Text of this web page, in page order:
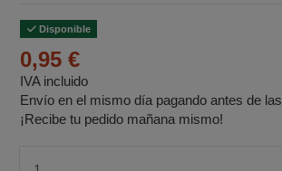
Disponible
0,95 €
IVA incluido
Envío en el mismo día pagando antes de
¡Recibe tu pedido mañana mismo!